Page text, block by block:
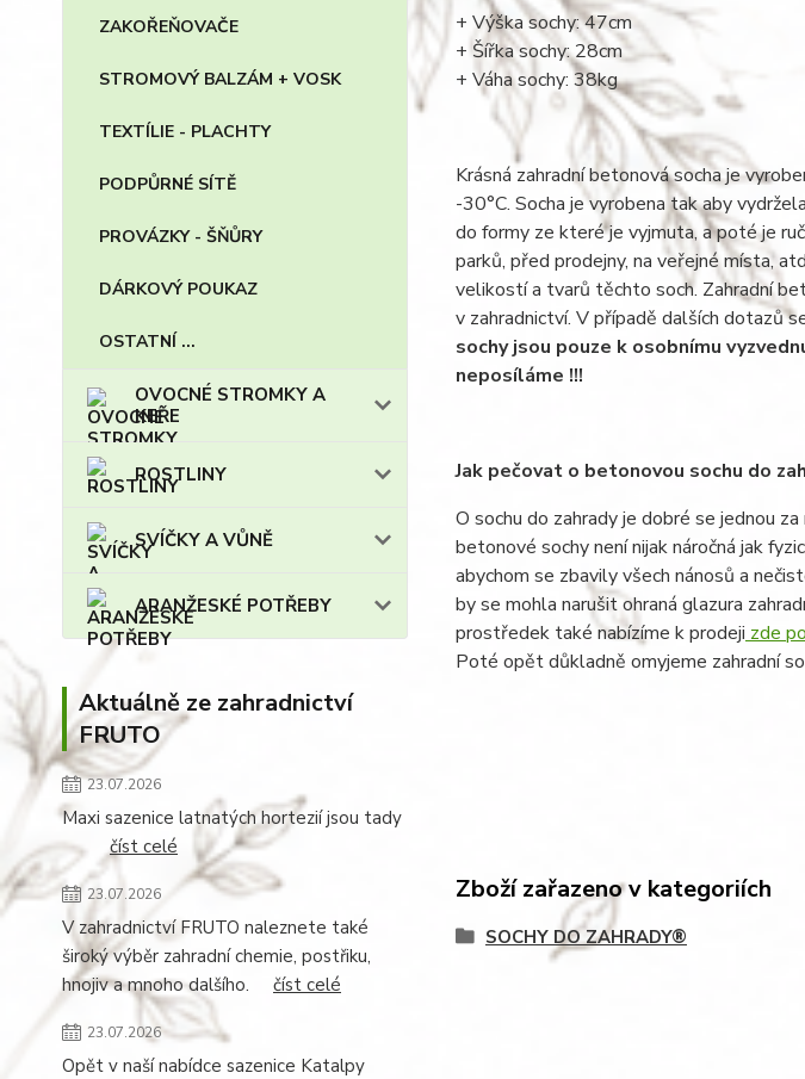
ZAKOŘEŇOVAČE
STROMOVÝ BALZÁM + VOSK
TEXTÍLIE - PLACHTY
PODPŮRNÉ SÍTĚ
PROVÁZKY - ŠŇŮRY
DÁRKOVÝ POUKAZ
OSTATNÍ ...
OVOCNÉ STROMKY A
KEŘE
ROSTLINY
SVÍČKY A VŮNĚ
ARANŽESKÉ POTŘEBY
Aktuálně ze zahradnictví
FRUTO
23.07.2026
Maxi sazenice latnatých hortezií jsou tady
číst celé
23.07.2026
V zahradnictví FRUTO naleznete také
široký výběr zahradní chemie, postřiku,
hnojiv a mnoho dalšího. číst celé
23.07.2026
Opět v naší nabídce sazenice Katalpy
+ Výška sochy: 47cm
+ Šířka sochy: 28cm
+ Váha sochy: 38kg
Krásná zahradní betonová socha je
-30°C. Socha je vyrobena tak aby
do formy ze které je vyjmuta, a poté je
parků, před prodejny, na veřejné místa,
velikostí a tvarů těchto soch. Zahradní
v zahradnictví. V případě dalších dotazů
sochy jsou pouze k osobnímu
neposíláme !!!
Jak pečovat o betonovou sochu do
O sochu do zahrady je dobré se jednou
betonové sochy není nijak náročná jak
abychom se zbavily všech nánosů a
by se mohla narušit ohraná glazura
prostředek také nabízíme k prodeji zde
Poté opět důkladně omyjeme zahradní
Zboží zařazeno v kategoriích
SOCHY DO ZAHRADY®